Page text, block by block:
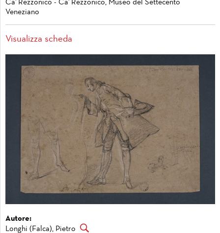
Ca' Rezzonico - Ca' Rezzonico, Museo del Settecento
Veneziano
Visualizza scheda
Autore:
Longhi (Falca), Pietro